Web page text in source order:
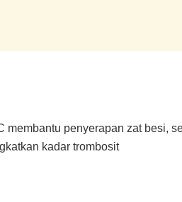
penyerapan zat besi,
kadar trombosit